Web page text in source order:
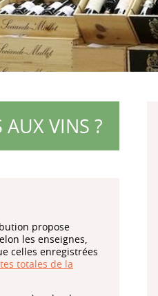
AUX VINS ?
propose
les enseignes,
celles enregistrées
totales de la